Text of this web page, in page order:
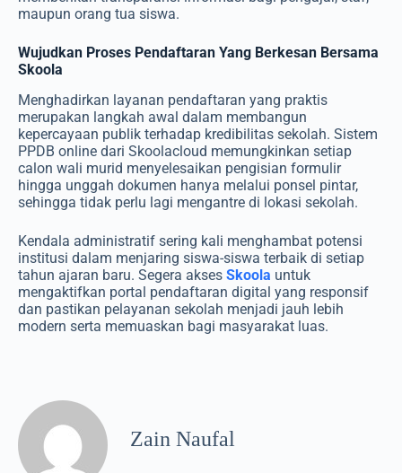
maupun orang tua siswa.
Wujudkan Proses Pendaftaran Yang Berkesan Bersama
Skoola
Menghadirkan layanan pendaftaran yang praktis
merupakan langkah awal dalam membangun
kepercayaan publik terhadap kredibilitas sekolah. Sistem
PPDB online dari Skoolacloud memungkinkan setiap
calon wali murid menyelesaikan pengisian formulir
hingga unggah dokumen hanya melalui ponsel pintar,
sehingga tidak perlu lagi mengantre di lokasi sekolah.
Kendala administratif sering kali menghambat potensi
institusi dalam menjaring siswa-siswa terbaik di setiap
tahun ajaran baru. Segera akses Skoola untuk
mengaktifkan portal pendaftaran digital yang responsif
dan pastikan pelayanan sekolah menjadi jauh lebih
modern serta memuaskan bagi masyarakat luas.
Zain Naufal